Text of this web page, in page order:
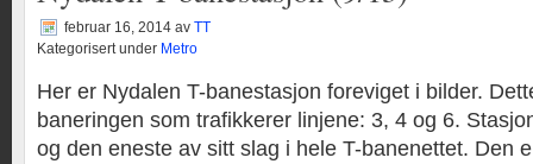
februar 16, 2014 av TT
Kategorisert under Metro
Her er Nydalen T-banestasjon foreviget i bilder.
baneringen som trafikkerer linjene: 3, 4 og 6.
og den eneste av sitt slag i hele T-banenettet. Den